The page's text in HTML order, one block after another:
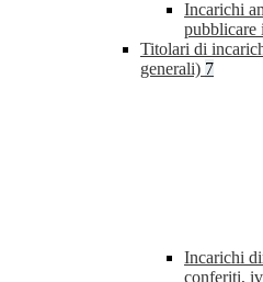
Incarichi
pubblicare
Titolari di
generali) 7
Incarichi
conferiti,